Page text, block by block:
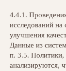
4.4.1.
исследований на
улучшения
Данные из
п. 3.5. Политики,
анализируются,